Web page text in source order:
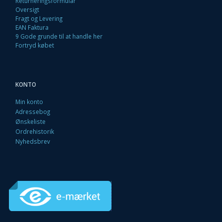
Oversigt
Fragt og Levering
EAN Faktura
9 Gode grunde til at handle her
Fortryd købet
KONTO
Min konto
Adressebog
Ønskeliste
Ordrehistorik
Nyhedsbrev